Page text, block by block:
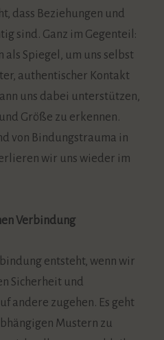
dass Beziehungen und
sind. Ganz im Gegenteil:
als Spiegel, um uns selbst
authentischer Kontakt
uns dabei unterstützen,
Größe zu erkennen.
von Bindungstrauma in
wir uns wieder im
Verbindung
entsteht, wenn wir
Sicherheit und
andere zugehen. Es geht
Mustern zu